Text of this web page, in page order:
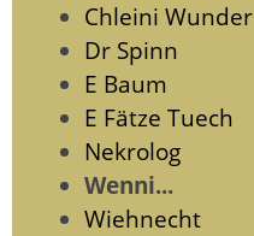
Chleini Wunder
Dr Spinn
E Baum
E Fätze Tuech
Nekrolog
Wenni...
Wiehnecht